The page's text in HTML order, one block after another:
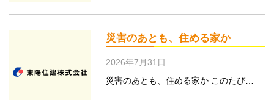
災害のあとも、住める家か
2026年7月31日
災害のあとも、住める家か このたび…